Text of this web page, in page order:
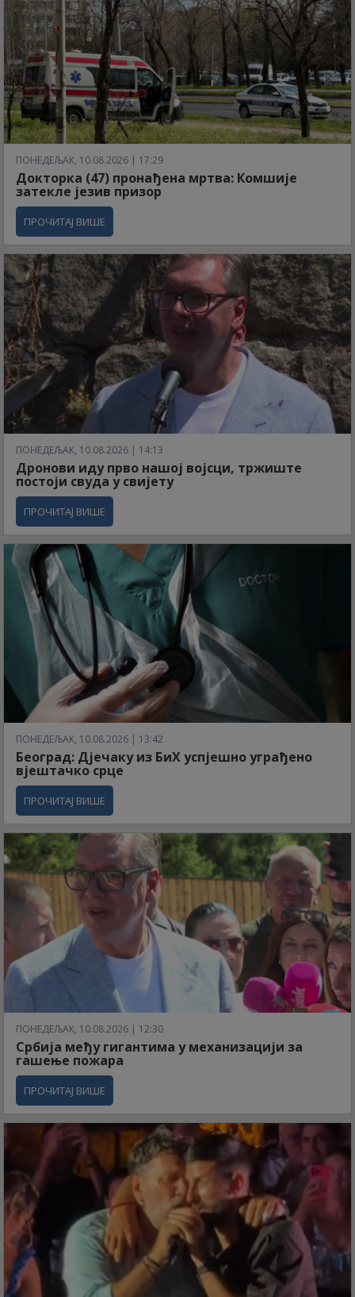
ПОНЕДЕЉАК, 10.08.2026 | 17:29
Докторка (47) пронађена мртва: Комшије
затекле језив призор
ПРОЧИТАЈ ВИШЕ
ПОНЕДЕЉАК, 10.08.2026 | 14:13
Дронови иду прво нашој војсци, тржиште
постоји свуда у свијету
ПРОЧИТАЈ ВИШЕ
ПОНЕДЕЉАК, 10.08.2026 | 13:42
Београд: Дјечаку из БиХ успјешно уграђено
вјештачко срце
ПРОЧИТАЈ ВИШЕ
ПОНЕДЕЉАК, 10.08.2026 | 12:30
Србија међу гигантима у механизацији за
гашење пожара
ПРОЧИТАЈ ВИШЕ